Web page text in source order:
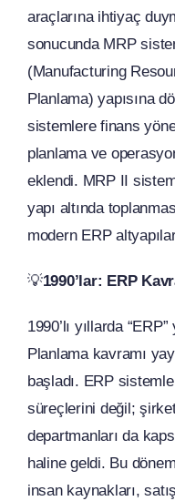
araçlarına ihtiyaç
sonucunda MRP
(Manufacturing
Planlama) yapısına
sistemlere finans
planlama ve
eklendi. MRP II
yapı altında
modern ERP
💡1990’lar: ERP
1990’lı yıllarda
Planlama kavramı
başladı. ERP
süreçlerini değil;
departmanları da
haline geldi. Bu
insan kaynakları,